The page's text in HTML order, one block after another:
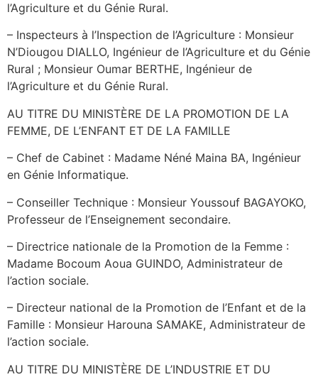
l’Agriculture et du Génie Rural.
– Inspecteurs à l’Inspection de l’Agriculture : Monsieur
N’Diougou DIALLO, Ingénieur de l’Agriculture et du Génie
Rural ; Monsieur Oumar BERTHE, Ingénieur de
l’Agriculture et du Génie Rural.
AU TITRE DU MINISTÈRE DE LA PROMOTION DE LA
FEMME, DE L’ENFANT ET DE LA FAMILLE
– Chef de Cabinet : Madame Néné Maina BA, Ingénieur
en Génie Informatique.
– Conseiller Technique : Monsieur Youssouf BAGAYOKO,
Professeur de l’Enseignement secondaire.
– Directrice nationale de la Promotion de la Femme :
Madame Bocoum Aoua GUINDO, Administrateur de
l’action sociale.
– Directeur national de la Promotion de l’Enfant et de la
Famille : Monsieur Harouna SAMAKE, Administrateur de
l’action sociale.
AU TITRE DU MINISTÈRE DE L’INDUSTRIE ET DU